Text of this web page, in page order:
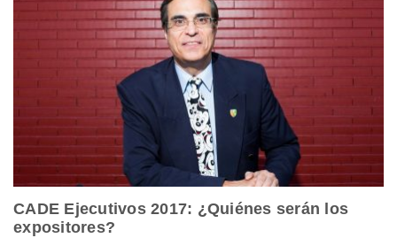
CADE Ejecutivos 2017: ¿Quiénes serán los
expositores?